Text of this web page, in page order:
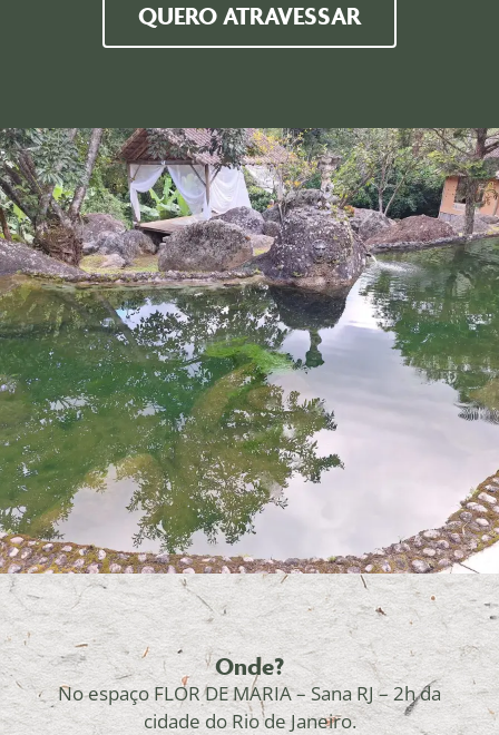
QUERO ATRAVESSAR
Onde?
No espaço FLOR DE MARIA – Sana RJ – 2h da
cidade do Rio de Janeiro.